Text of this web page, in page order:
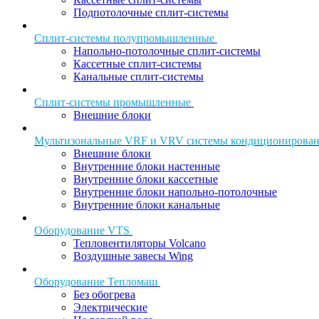
Подпотолочные сплит-системы
Сплит-системы полупромышленные
Напольно-потолочные сплит-системы
Кассетные сплит-системы
Канальные сплит-системы
Сплит-системы промышленные
Внешние блоки
Мультизональные VRF и VRV системы
Внешние блоки
Внутренние блоки настенные
Внутренние блоки кассетные
Внутренние блоки напольно-потолочные
Внутренние блоки канальные
Оборудование VTS
Тепловентиляторы Volcano
Воздушные завесы Wing
Оборудование Тепломаш
Без обогрева
Электрические